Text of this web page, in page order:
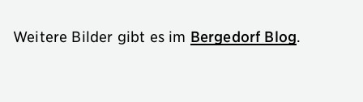
Weitere Bilder gibt es im Bergedorf Blog